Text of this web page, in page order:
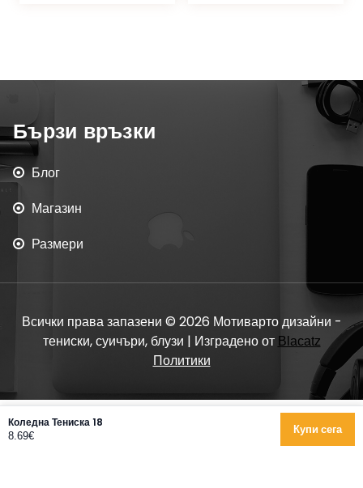
Бързи връзки
Блог
Магазин
Размери
Всички права запазени © 2026 Мотиварто дизайни -
тениски, суичъри, блузи | Изградено от Blacatz
Политики
Коледна Тениска 18
8.69€ Купи сега